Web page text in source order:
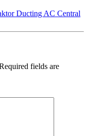
Ducting AC Central
fields are